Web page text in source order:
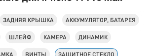
ЗАДНЯЯ КРЫШКА АККУМУЛЯТОР, БАТАРЕЯ
ШЛЕЙФ КАМЕРА ДИНАМИК
ВИНТЫ ЗАЩИТНОЕ СТЕКЛО